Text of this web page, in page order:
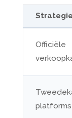
Strategie
Officiële
platforms